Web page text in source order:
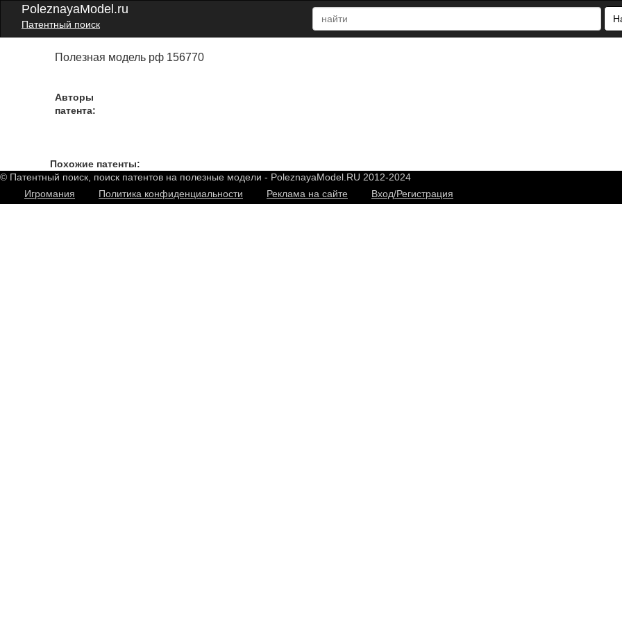
PoleznayaModel.ru
Патентный поиск
Полезная модель рф 156770
Авторы
патента:
Похожие патенты:
© Патентный поиск, поиск патентов на полезные модели - PoleznayaModel.RU 2012-2024
Игромания
Политика конфиденциальности Реклама на сайте Вход/Регистрация